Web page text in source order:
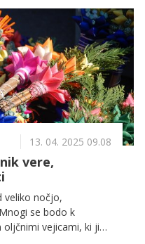
13. 04. 2025 09.08
vere,
veliko nočjo,
se bodo k
vejicami, ki jih